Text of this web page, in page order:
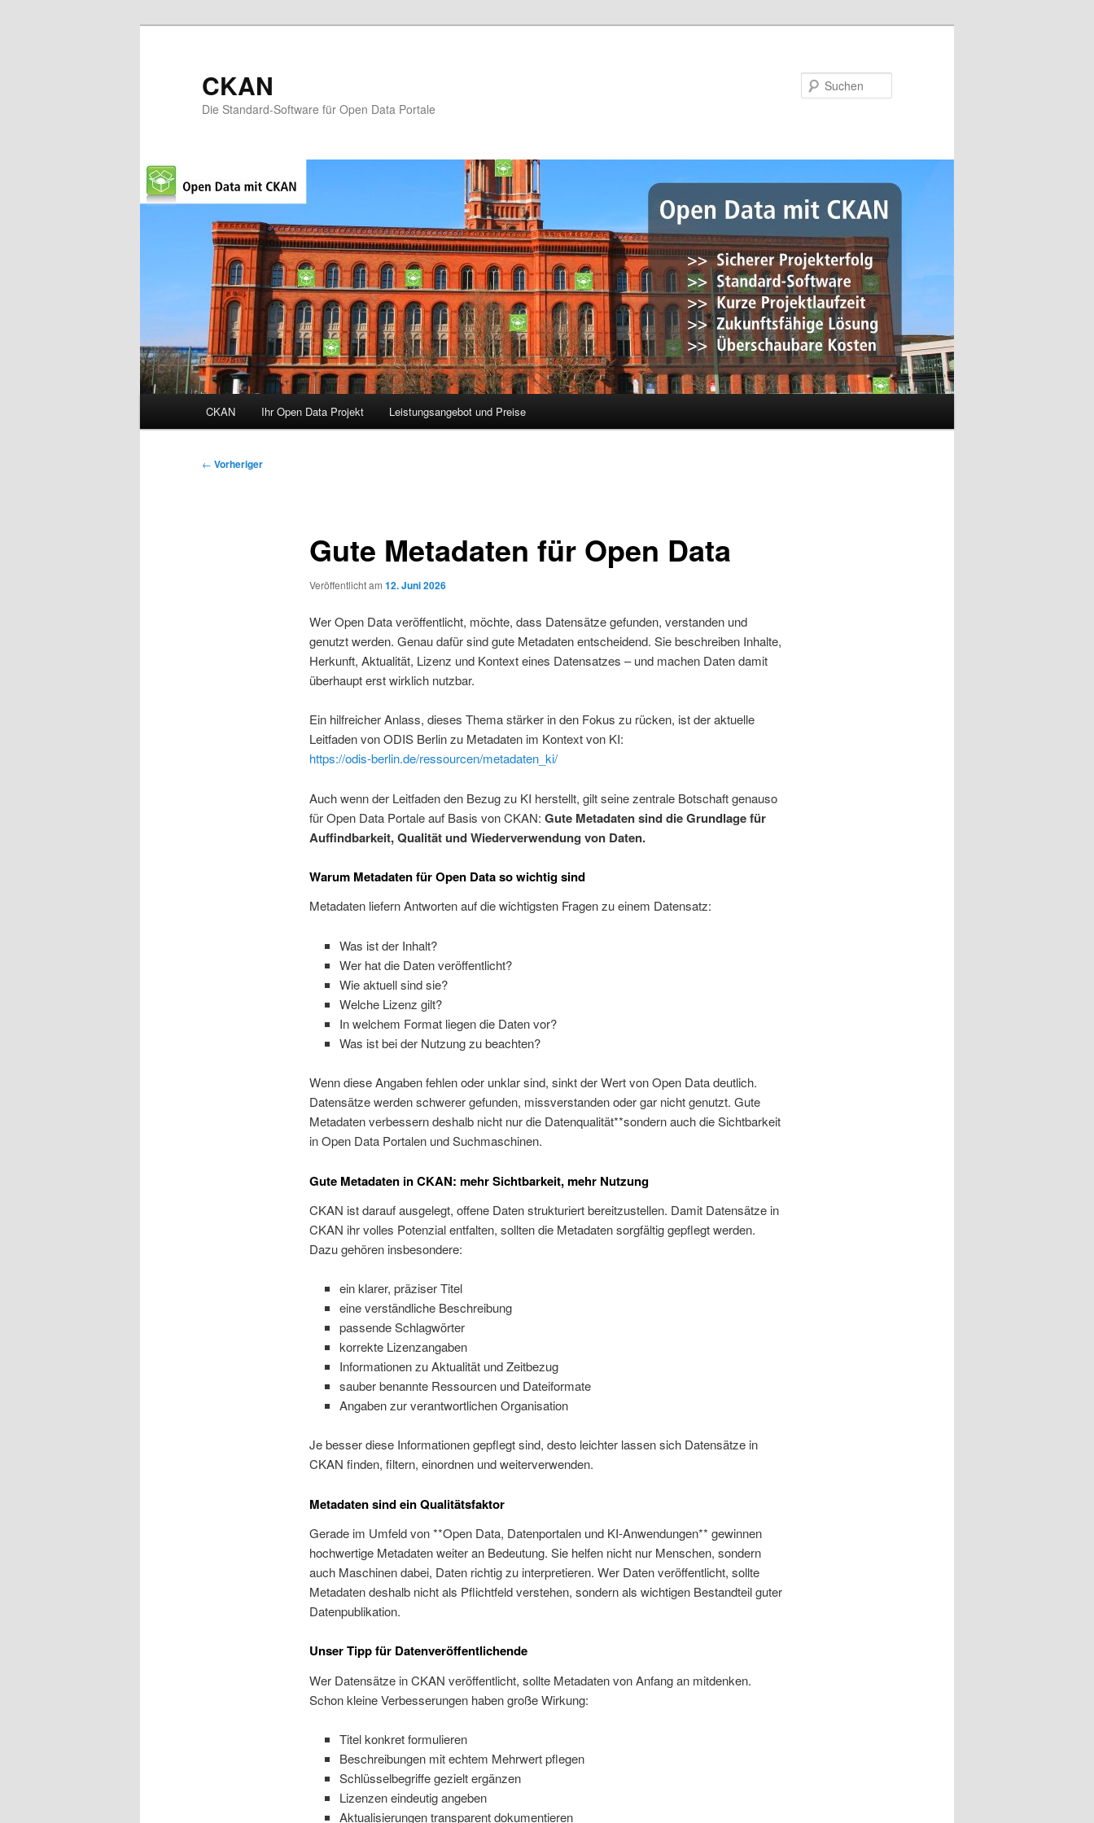
CKAN
Die Standard-Software für Open Data Portale
Zum
CKAN Ihr Open Data Projekt Leistungsangebot und Preise
Beitragsnavigation
← Vorheriger
Gute Metadaten für Open Data
Veröffentlicht am 12. Juni 2026
Wer Open Data veröffentlicht, möchte, dass Datensätze gefunden, verstanden und
genutzt werden. Genau dafür sind gute Metadaten entscheidend. Sie beschreiben Inhalte,
Herkunft, Aktualität, Lizenz und Kontext eines Datensatzes – und machen Daten damit
überhaupt erst wirklich nutzbar.
Ein hilfreicher Anlass, dieses Thema stärker in den Fokus zu rücken, ist der aktuelle
Leitfaden von ODIS Berlin zu Metadaten im Kontext von KI:
https://odis-berlin.de/ressourcen/metadaten_ki/
Auch wenn der Leitfaden den Bezug zu KI herstellt, gilt seine zentrale Botschaft genauso
für Open Data Portale auf Basis von CKAN: Gute Metadaten sind die Grundlage für
Auffindbarkeit, Qualität und Wiederverwendung von Daten.
Warum Metadaten für Open Data so wichtig sind
Metadaten liefern Antworten auf die wichtigsten Fragen zu einem Datensatz:
Was ist der Inhalt?
Wer hat die Daten veröffentlicht?
Wie aktuell sind sie?
Welche Lizenz gilt?
In welchem Format liegen die Daten vor?
Was ist bei der Nutzung zu beachten?
Wenn diese Angaben fehlen oder unklar sind, sinkt der Wert von Open Data deutlich.
Datensätze werden schwerer gefunden, missverstanden oder gar nicht genutzt. Gute
Metadaten verbessern deshalb nicht nur die Datenqualität**sondern auch die Sichtbarkeit
in Open Data Portalen und Suchmaschinen.
Gute Metadaten in CKAN: mehr Sichtbarkeit, mehr Nutzung
CKAN ist darauf ausgelegt, offene Daten strukturiert bereitzustellen. Damit Datensätze in
CKAN ihr volles Potenzial entfalten, sollten die Metadaten sorgfältig gepflegt werden.
Dazu gehören insbesondere:
ein klarer, präziser Titel
eine verständliche Beschreibung
passende Schlagwörter
korrekte Lizenzangaben
Informationen zu Aktualität und Zeitbezug
sauber benannte Ressourcen und Dateiformate
Angaben zur verantwortlichen Organisation
Je besser diese Informationen gepflegt sind, desto leichter lassen sich Datensätze in
CKAN finden, filtern, einordnen und weiterverwenden.
Metadaten sind ein Qualitätsfaktor
Gerade im Umfeld von **Open Data, Datenportalen und KI-Anwendungen** gewinnen
hochwertige Metadaten weiter an Bedeutung. Sie helfen nicht nur Menschen, sondern
auch Maschinen dabei, Daten richtig zu interpretieren. Wer Daten veröffentlicht, sollte
Metadaten deshalb nicht als Pflichtfeld verstehen, sondern als wichtigen Bestandteil guter
Datenpublikation.
Unser Tipp für Datenveröffentlichende
Wer Datensätze in CKAN veröffentlicht, sollte Metadaten von Anfang an mitdenken.
Schon kleine Verbesserungen haben große Wirkung:
Titel konkret formulieren
Beschreibungen mit echtem Mehrwert pflegen
Schlüsselbegriffe gezielt ergänzen
Lizenzen eindeutig angeben
Aktualisierungen transparent dokumentieren